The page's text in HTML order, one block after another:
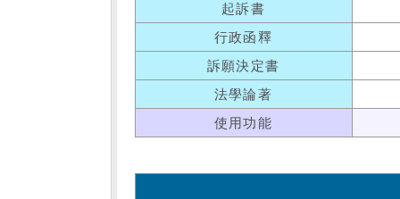
起訴書
行政函釋
訴願決定書
法學論著
使用功能